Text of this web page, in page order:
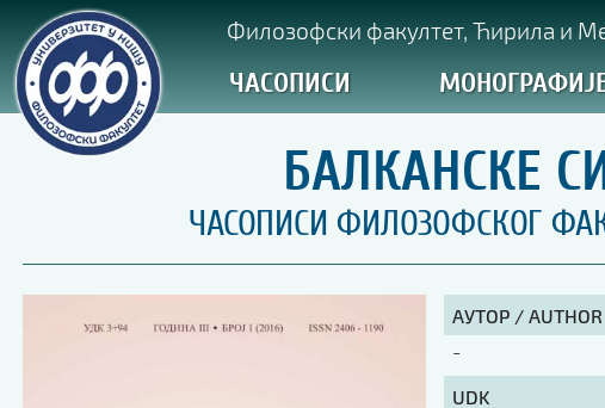
Филозофски факултет, Ћирила и
ЧАСОПИСИ
БАЛКАНСКЕ
ЧАСОПИСИ ФИЛОЗОФСКОГ
АУТОР / AUTHOR
-
UDK